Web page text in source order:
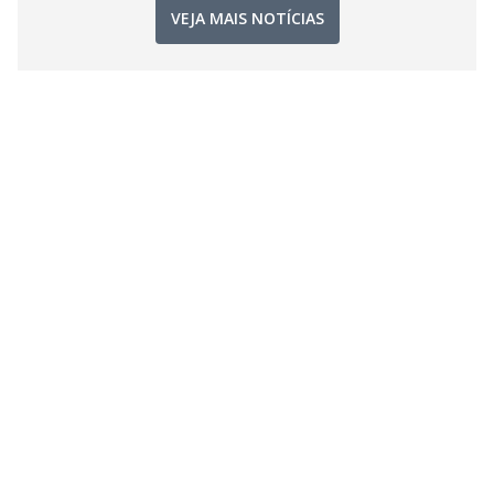
VEJA MAIS NOTÍCIAS